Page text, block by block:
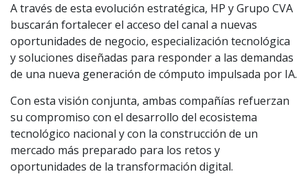
A través de esta evolución estratégica, HP y Grupo CVA
buscarán fortalecer el acceso del canal a nuevas
oportunidades de negocio, especialización tecnológica
y soluciones diseñadas para responder a las demandas
de una nueva generación de cómputo impulsada por IA.
Con esta visión conjunta, ambas compañías refuerzan
su compromiso con el desarrollo del ecosistema
tecnológico nacional y con la construcción de un
mercado más preparado para los retos y
oportunidades de la transformación digital.